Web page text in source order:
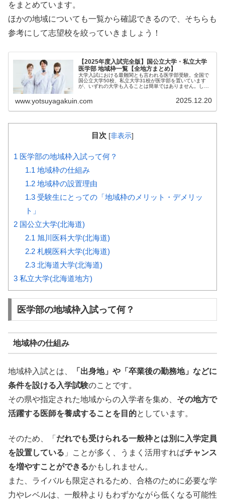
をまとめています。
ほかの地域についても一覧から確認できるので、そちらも
参考にして志望校を絞っていきましょう！
【2025年度入試完全版】国公立大学・私立大学
医学部 地域枠一覧【全地方まとめ】
大学入試における最難関とも言われる医学部受験。全国で
国公立大学50校、私立大学31校が医学部を置いています
が、いずれの大学も入ることは簡単ではありません。しか
www.yotsuyagakuin.com 2025.12.20
目次 [非表示]
1 医学部の地域枠入試って何？
1.1 地域枠の仕組み
1.2地域枠の設置理由
1.3受験生にとっての「地域枠のメリット・デメリッ
ト」
2 国公立大学(北海道)
2.1 旭川医科大学(北海道)
2.2札幌医科大学(北海道)
2.3北海道大学(北海道)
3 私立大学(北海道地方)
医学部の地域枠入試って何？
地域枠の仕組み
地域枠入試とは、
「出身地」や「卒業後の勤務地」などに
条件を設ける入学試験のことです。
その県や指定された地域からの入学者を集め、 その地方で
活躍する医師を養成することを目的としています。
そのため、「 だれでも受けられる一般枠とは別に入学定員
を設置している 」ことが多く、うまく活用すればチャンス
を増やすことができるかもしれません。
また、ライバルも限定されるため、合格のために必要な学
力やレベルは、一般枠よりもわずかながら低くなる可能性